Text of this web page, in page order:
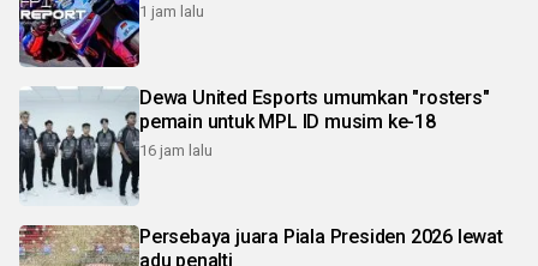
1 jam lalu
Dewa United Esports umumkan "rosters"
pemain untuk MPL ID musim ke-18
16 jam lalu
Persebaya juara Piala Presiden 2026 lewat
adu penalti